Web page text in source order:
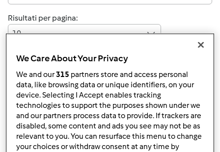
Risultati per pagina:
10
3 | Ultimo messaggio
Risposta rapida
Anonimo (non verificato)
We Care About Your Privacy
We and our315 partners store and access personal
data, like browsing data or unique identifiers, on your
device. Selecting I Accept enables tracking
technologies to support the purposes shown under we
and our partners process data to provide. If trackers are
disabled, some content and ads you see may not be as
relevant to you. You can resurface this menu to change
your choices or withdraw consent at any time by